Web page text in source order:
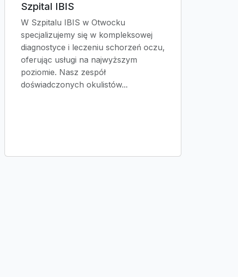
Szpital IBIS
W Szpitalu IBIS w Otwocku
specjalizujemy się w kompleksowej
diagnostyce i leczeniu schorzeń oczu,
oferując usługi na najwyższym
poziomie. Nasz zespół
doświadczonych okulistów...